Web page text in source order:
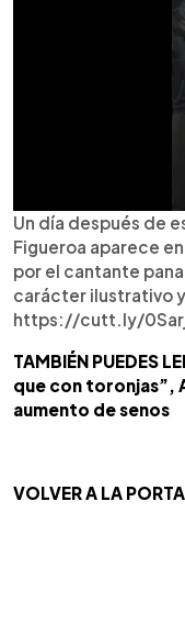
Un día después de
Figueroa aparece
por el cantante
carácter ilustrativo
https://cutt.ly/
TAMBIÉN PUEDES
que con toronjas”,
aumento de senos
VOLVER A LA